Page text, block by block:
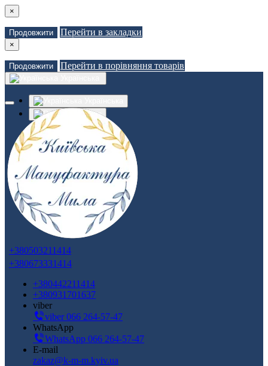
×
Продовжити Перейти в закладки
×
Продовжити Перейти в порівняння товарів
Russian
Закладки (0)
Порівняння товарів (0)
Зв'язатися з нами
Авторизація
Реєстрація
+380503211414
+380673331414
+380442211414
+380931701637
viber
viber 066 264-57-47
WhatsApp
WhatsApp 066 264-57-47
E-mail
zakaz@k-m-m.kyiv.ua